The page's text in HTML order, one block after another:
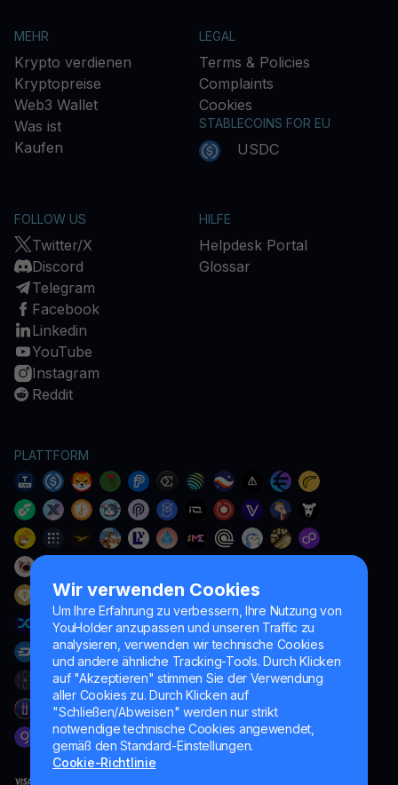
Wir verwenden Cookies
Um Ihre Erfahrung zu verbessern, Ihre Nutzung von
YouHolder anzupassen und unseren Traffic zu
analysieren, verwenden wir technische Cookies
und andere ähnliche Tracking-Tools. Durch Klicken
auf "Akzeptieren" stimmen Sie der Verwendung
aller Cookies zu. Durch Klicken auf
"Schließen/Abweisen" werden nur strikt
notwendige technische Cookies angewendet,
gemäß den Standard-Einstellungen.
Cookie-Richtlinie
MEHR
Krypto verdienen
Kryptopreise
Web3 Wallet
Was ist
Kaufen
LEGAL
Terms & Policies
Complaints
Cookies
STABLECOINS FOR EU
USDC
FOLLOW US
Twitter/X
Discord
Telegram
Facebook
Linkedin
YouTube
Instagram
Reddit
HILFE
Helpdesk Portal
Glossar
PLATTFORM